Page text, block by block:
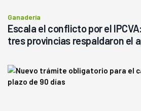
Ganadería
Escala el conflicto por el
tres provincias respaldaron el